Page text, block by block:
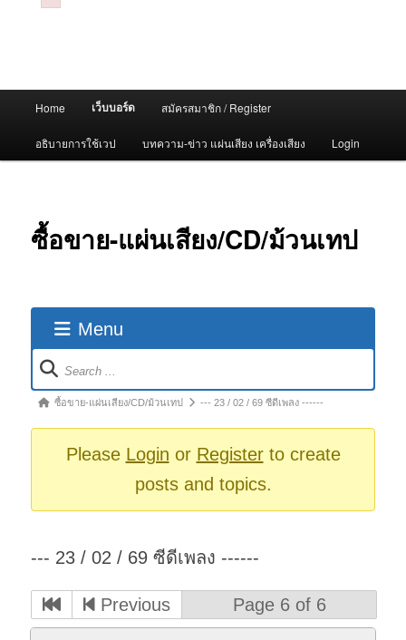
Home เว็บบอร์ด สมัครสมาชิก / Register
อธิบายการใช้เวป บทความ-ข่าว แผ่นเสียง เครื่องเสียง Login
ซื้อขาย-แผ่นเสียง/CD/ม้วนเทป
Menu
Forum
Navigation
Forumซื้อขาย-แผ่นเสียง/CD/ม้วนเทป --- 23 / 02 / 69 ซีดีเพลง ------
Please Login or Registerto create
posts and topics.
--- 23 / 02 / 69 ซีดีเพลง ------
Previous Page 6 of 6
Failed to initialize plugin: wplink